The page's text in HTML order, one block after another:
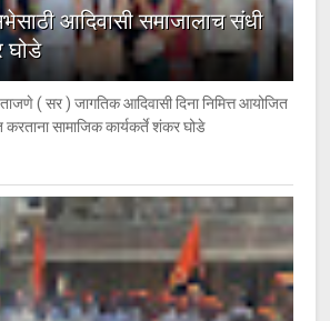
आदिवासी समाजालाच संधी
घोडे
ताजणे ( सर ) जागतिक आदिवासी दिना निमित्त आयोजित
करताना सामाजिक कार्यकर्ते शंकर घोडे